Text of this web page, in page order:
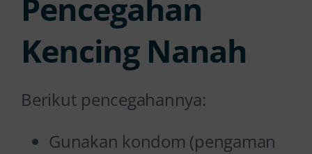
Pencegahan
Kencing Nanah
Berikut pencegahannya:
Gunakan kondom (pengaman